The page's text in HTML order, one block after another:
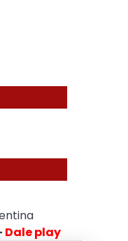
Dale play